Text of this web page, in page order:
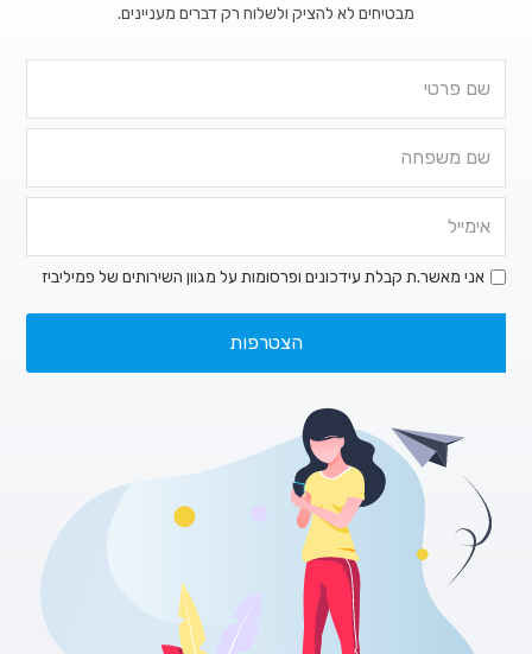
מבטיחים לא להציק ולשלוח רק דברים מעניינים.
אני מאשר.ת קבלת עידכונים ופרסומות על מגוון השירותים של פמיליביז